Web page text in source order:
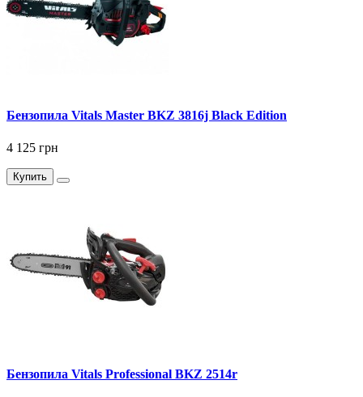
Бензопила Vitals Master BKZ 3816j Black Edition
4 125 грн
Купить
Бензопила Vitals Professional BKZ 2514r